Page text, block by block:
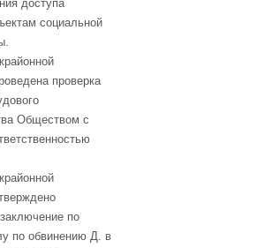
доступа
социальной
проверка
Обществом с
по
по обвинению Д. в